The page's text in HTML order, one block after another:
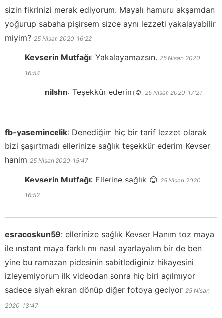
sizin fikrinizi merak ediyorum. Mayalı hamuru akşamdan
yoğurup sabaha pişirsem sizce aynı lezzeti yakalayabilir
miyim? 25 Nisan 2020 16:22
Kevserin Mutfağı: Yakalayamazsın. 25 Nisan 2020
16:54
nilshn: Teşekkür ederim☺️ 25 Nisan 2020 17:21
fb-yasemincelik: Denediğim hiç bir tarif lezzet olarak
bizi şaşırtmadı ellerinize sağlık teşekkür ederim Kevser
hanim 25 Nisan 2020 15:47
Kevserin Mutfağı: Ellerine sağlık 😊 25 Nisan 2020
16:52
esracoskun59: ellerinize sağlık Kevser Hanım toz maya
ile ınstant maya farklı mı nasıl ayarlayalım bir de ben
yine bu ramazan pidesinin sabitlediginiz hikayesini
izleyemiyorum ilk videodan sonra hiç biri açılmıyor
sadece siyah ekran dönüp diğer fotoya geciyor 25 Nisan
2020 13:47